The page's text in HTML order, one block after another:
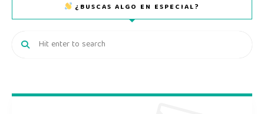
¿BUSCAS ALGO EN ESPECIAL?